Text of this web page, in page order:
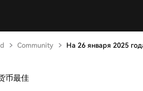
Community На 26 января 2025
币最佳